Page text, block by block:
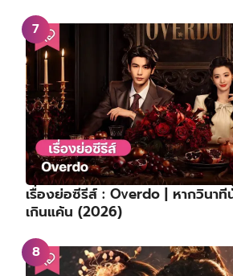
เรื่องย่อซีรีส์ : Overdo | หากวินาที
เกินแค้น (2026)